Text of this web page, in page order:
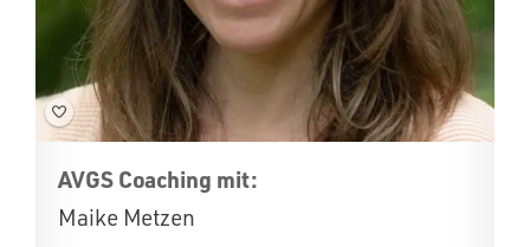
AVGS Coaching mit:
Maike Metzen